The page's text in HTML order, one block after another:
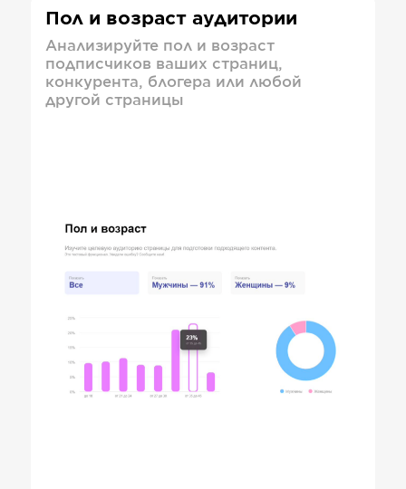
Пол и возраст аудитории
Анализируйте пол и возраст
подписчиков ваших страниц,
конкурента, блогера или любой
другой страницы